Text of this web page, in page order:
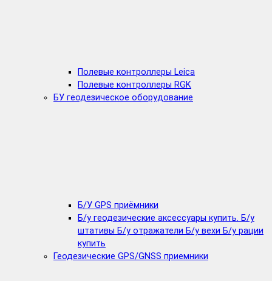
Полевые контроллеры Leica
Полевые контроллеры RGK
БУ геодезическое оборудование
Б/У GPS приёмники
Б/у геодезические аксессуары купить. Б/у
штативы Б/у отражатели Б/у вехи Б/у рации
купить
Геодезические GPS/GNSS приемники